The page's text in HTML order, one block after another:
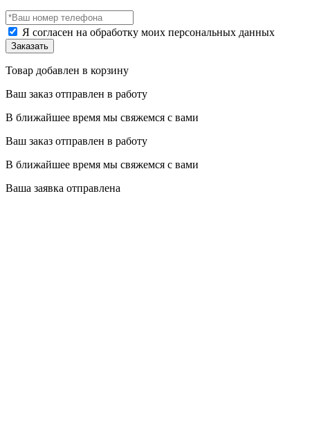
Я согласен на обработку моих персональных данных
Товар добавлен в корзину
Ваш заказ отправлен в работу
В ближайшее время мы свяжемся с вами
Ваш заказ отправлен в работу
В ближайшее время мы свяжемся с вами
Ваша заявка отправлена